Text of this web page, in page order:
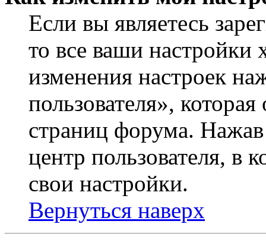
Если вы являетесь
то все ваши настройки
изменения настроек
пользователя»,
страниц форума.
центр пользователя, в
свои настройки.
Вернуться наверх